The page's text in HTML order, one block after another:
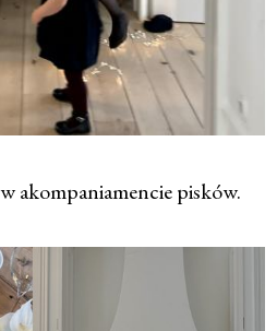
akompaniamencie pisków.